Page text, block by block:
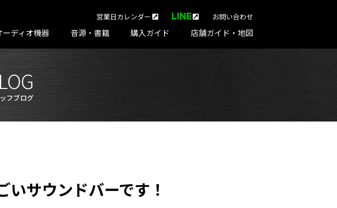
ーディオ機器 音源・書籍 購入ガイド 店舗ガイド・地図
営業日カレンダー お問い合わせ
フブログ
サウンドバーです！